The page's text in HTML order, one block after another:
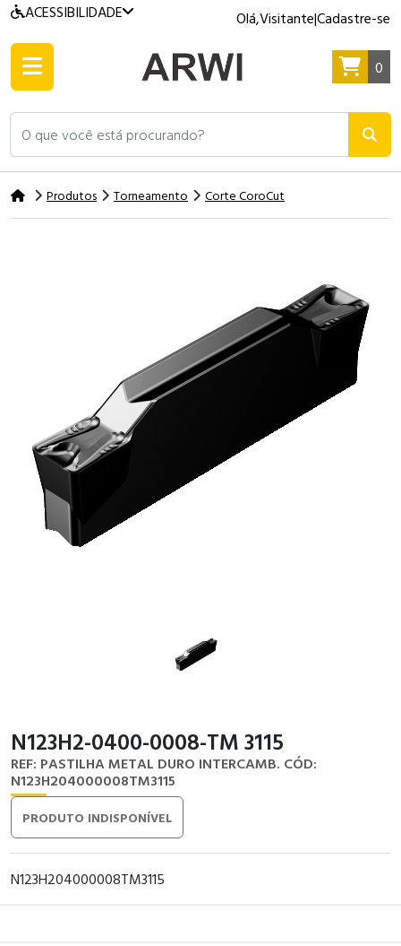
ACESSIBILIDADE Olá,Visitante|Cadastre-se
O que você está procurando?
0
Produtos Torneamento Corte CoroCut
N123H2-0400-0008-TM 3115
REF: PASTILHA METAL DURO INTERCAMB. CÓD:
N123H204000008TM3115
PRODUTO INDISPONÍVEL
N123H204000008TM3115